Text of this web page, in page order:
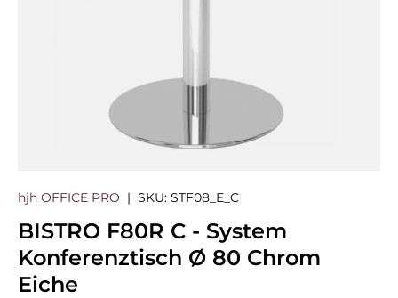
hjh OFFICE PRO | SKU: STF08_E_C
BISTRO F80R C - System
Konferenztisch Ø 80 Chrom
Eiche